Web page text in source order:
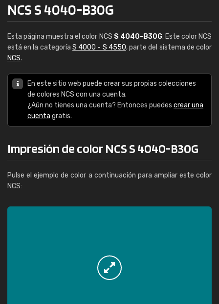
NCS S 4040-B30G
Esta página muestra el color NCS S 4040-B30G. Este color NCS
está en la categoría S 4000 - S 4550, parte del sistema de color
NCS.
En este sitio web puede crear sus propias colecciones
de colores NCS con una cuenta.
¿Aún no tienes una cuenta? Entonces puedes crear una
cuenta gratis.
Impresión de color NCS S 4040-B30G
Pulse el ejemplo de color a continuación para ampliar este color
NCS: